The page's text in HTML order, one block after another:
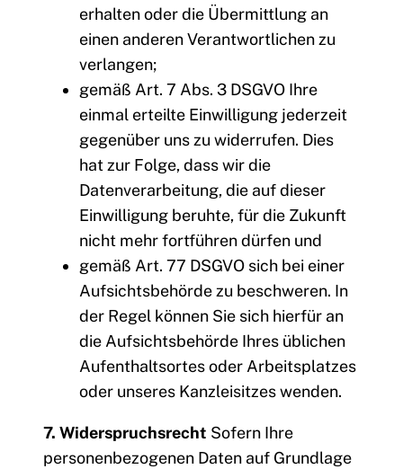
erhalten oder die Übermittlung an
einen anderen Verantwortlichen zu
verlangen;
gemäß Art. 7 Abs. 3 DSGVO Ihre
einmal erteilte Einwilligung jederzeit
gegenüber uns zu widerrufen. Dies
hat zur Folge, dass wir die
Datenverarbeitung, die auf dieser
Einwilligung beruhte, für die Zukunft
nicht mehr fortführen dürfen und
gemäß Art. 77 DSGVO sich bei einer
Aufsichtsbehörde zu beschweren. In
der Regel können Sie sich hierfür an
die Aufsichtsbehörde Ihres üblichen
Aufenthaltsortes oder Arbeitsplatzes
oder unseres Kanzleisitzes wenden.
7. Widerspruchsrecht Sofern Ihre
personenbezogenen Daten auf Grundlage